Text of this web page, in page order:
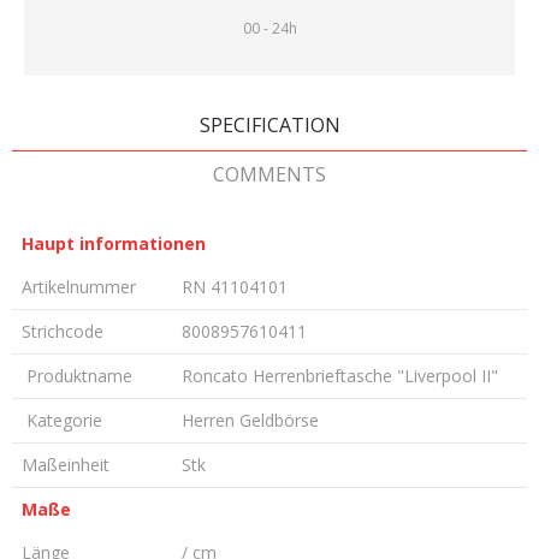
00 - 24h
SPECIFICATION
COMMENTS
Haupt informationen
Artikelnummer
RN 41104101
Strichcode
8008957610411
Produktname
Roncato Herrenbrieftasche "Liverpool II"
Kategorie
Herren Geldbörse
Maßeinheit
Stk
Maße
Länge
/ cm